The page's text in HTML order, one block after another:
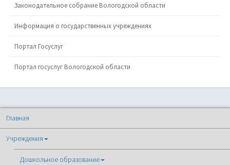
Законодательное собрание Вологодской области
Информация о государственных учреждениях
Портал Госуслуг
Портал госуслуг Вологодской области
Главная
Учреждения
Дошкольное образование